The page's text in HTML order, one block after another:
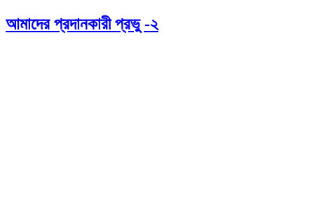
আমাদের প্রদানকারী প্রভু -২